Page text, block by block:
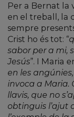
Per a Bernat la
en el treball, la
sempre
Crist ho és tot: “
sabor per a mi,
Jesús”. I Maria
en les
invoca a Maria.
llavis, que no
obtinguis l’ajut